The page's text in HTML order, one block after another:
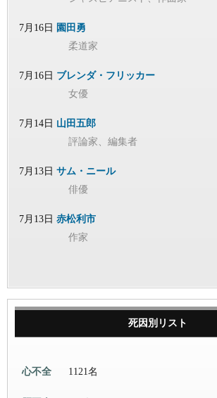
7月16日 園田勇
柔道家
7月16日 ブレンダ・フリッカー
女優
7月14日 山田五郎
評論家、編集者
7月13日 サム・ニール
俳優
7月13日 赤松利市
作家
死因別リスト
心不全 1121名